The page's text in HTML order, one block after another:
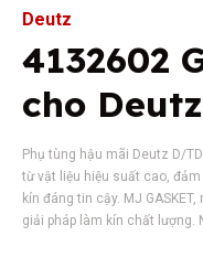
Deutz
4132602
cho Deutz
Phụ tùng hậu mãi Deutz D/
từ vật liệu hiệu suất cao,
kín đáng tin cậy. MJ
giải pháp làm kín chất lượng.